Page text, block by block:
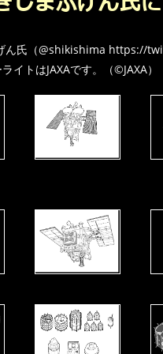
ん氏（@shikishima https://
イトはJAXAです。（©JAXA）